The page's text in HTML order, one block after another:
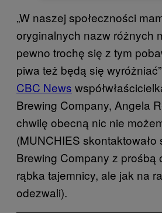
„W naszej społeczności
oryginalnych nazw różnych
pewno trochę się z tym
piwa też będą się
CBC News
Brewing Company, Angela
chwilę obecną nic nie
(MUNCHIES skontaktowało
Brewing Company z prośbą
rąbka tajemnicy, ale jak na
odezwali).